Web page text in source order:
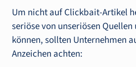
Um nicht auf Clickbait-Artikel
seriöse von unseriösen
können, sollten Unternehmen
Anzeichen achten: